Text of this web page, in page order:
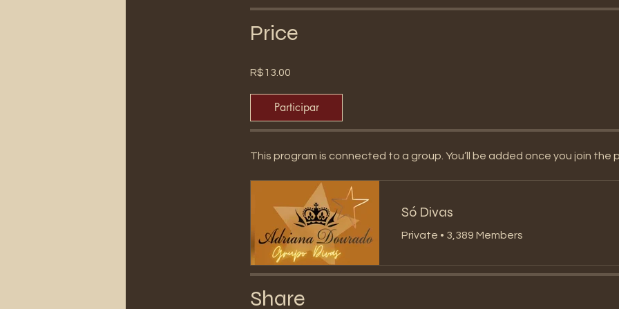
Price
R$13.00
Participar
This program is connected to a group. You’ll be added once you join the
Só Divas
Private • 3,389 Members
Share